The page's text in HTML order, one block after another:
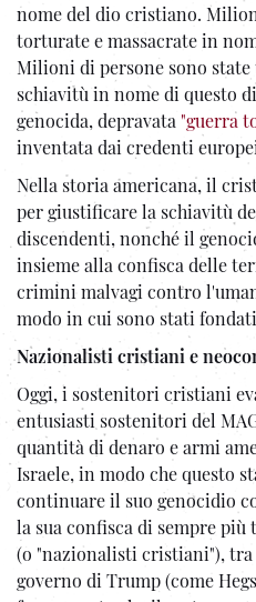
nome del dio cristiano.
torturate e massacrate in
Milioni di persone sono
schiavitù in nome di questo
genocida, depravata "guerra
inventata dai credenti
Nella storia americana, il
per giustificare la schiavitù
discendenti, nonché il
insieme alla confisca delle
crimini malvagi contro
modo in cui sono stati
Nazionalisti cristiani e
Oggi, i sostenitori cristiani
entusiasti sostenitori del
quantità di denaro e armi
Israele, in modo che questo
continuare il suo genocidio
la sua confisca di sempre
(o "nazionalisti cristiani"),
governo di Trump (come